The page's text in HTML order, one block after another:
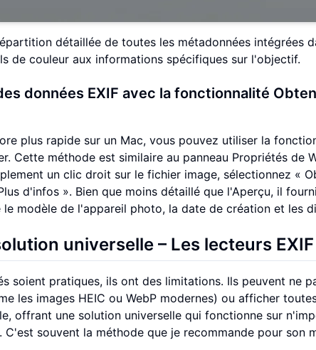
détaillée de toutes les métadonnées intégrées
de couleur aux informations spécifiques sur l'objectif.
données EXIF avec la fonctionnalité
plus rapide sur un Mac, vous pouvez utiliser la
Cette méthode est similaire au panneau Propriétés de
un clic droit sur le fichier image, sélectionnez «
d'infos ». Bien que moins détaillé que l'Aperçu, il
modèle de l'appareil photo, la date de création et les
universelle – Les lecteurs
soient pratiques, ils ont des limitations. Ils peuvent ne
les images HEIC ou WebP modernes) ou afficher
offrant une solution universelle qui fonctionne sur
souvent la méthode que je recommande pour son